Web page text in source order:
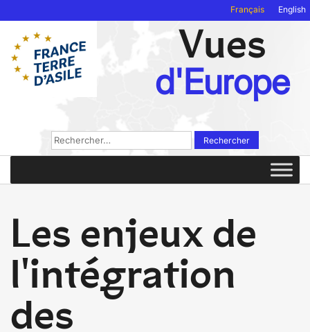
Français English
Vues
d'Europe
Rechercher :
Les enjeux de
l'intégration
des